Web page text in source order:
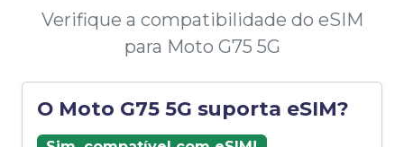
Verifique a compatibilidade do eSIM
para Moto G75 5G
O Moto G75 5G suporta eSIM?